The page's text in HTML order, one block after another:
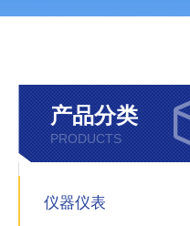
产品分类
PRODUCTS
仪器仪表